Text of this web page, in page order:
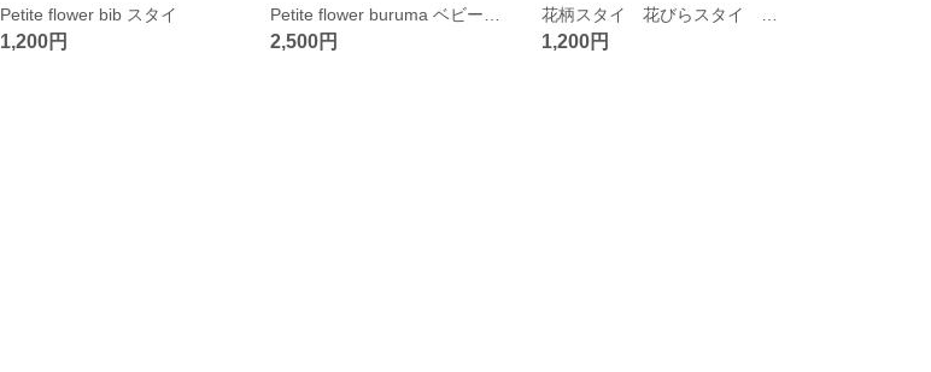
Petite flower bib スタイ
1,200円 2,500円 1,200円